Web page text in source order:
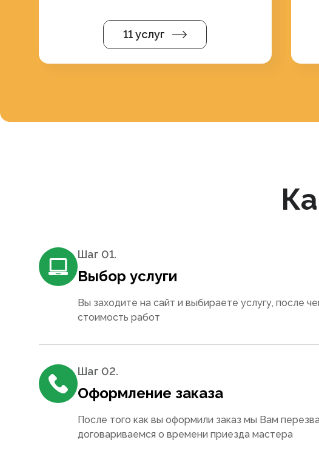
11 услуг
Шаг 01.
Выбор услуги
Вы заходите на сайт и выбираете услугу, после
стоимость работ
Шаг 02.
Оформление заказа
После того как вы оформили заказ мы Вам
договариваемся о времени приезда мастера